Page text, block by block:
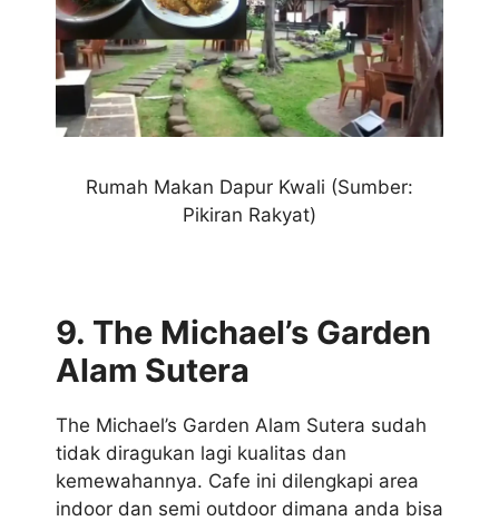
Rumah Makan Dapur Kwali (Sumber:
Pikiran Rakyat)
9. The Michael’s Garden
Alam Sutera
The Michael’s Garden Alam Sutera sudah
tidak diragukan lagi kualitas dan
kemewahannya. Cafe ini dilengkapi area
indoor dan semi outdoor dimana anda bisa